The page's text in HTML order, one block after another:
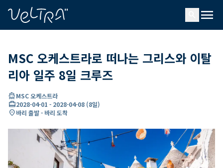
menu
MSC 오케스트라로 떠나는 그리스와 이탈
리아 일주 8일 크루즈
directions_boatMSC 오케스트라
card_travel2028-04-01 - 2028-04-08 (8일)
location_on바리 출발 - 바리 도착